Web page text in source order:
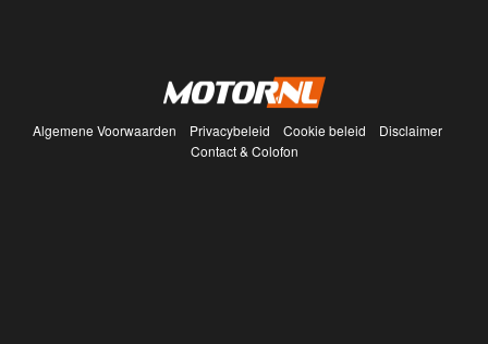
Algemene Voorwaarden Privacybeleid Cookie beleid
Disclaimer
Contact & Colofon